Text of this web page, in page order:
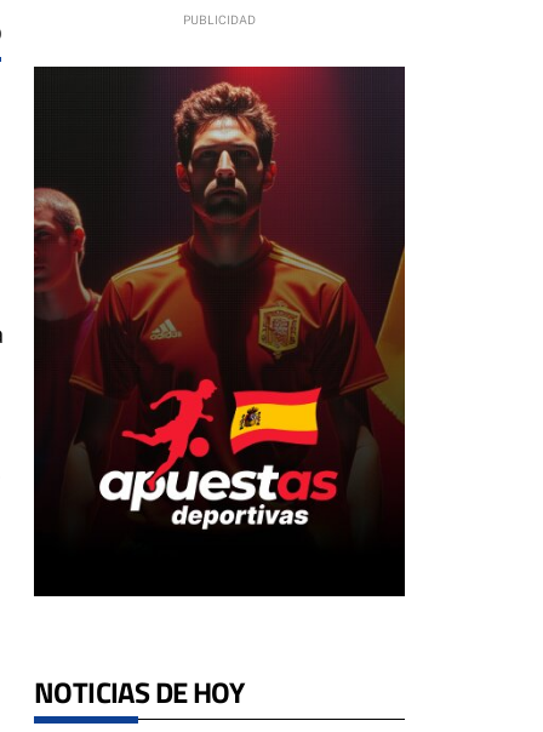
NOTICIAS DE HOY